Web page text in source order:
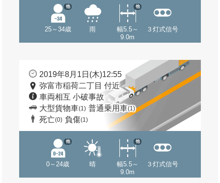
25～34歳
他
雨
幅5.5～
9.0m
他
３灯式信号
2019年8月1日(木)12:55
弥富市稲荷二丁目 付近
車両相互 小破事故
大型貨物車(1) 普通乗用車(1)
死亡(0) 負傷(1)
0～24歳
他
晴
幅5.5～
9.0m
他
３灯式信号